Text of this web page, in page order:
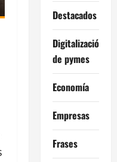
Destacados
Digitalización
de pymes
Economía
Empresas
Frases